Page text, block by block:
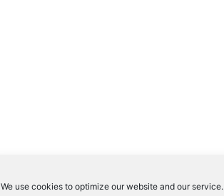
We use cookies to optimize our website and our service.